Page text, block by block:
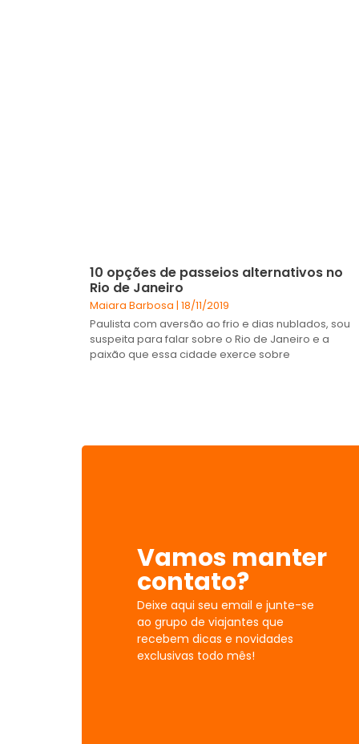
10 opções de passeios alternativos no
Rio de Janeiro
Maiara Barbosa 18/11/2019
Paulista com aversão ao frio e dias nublados, sou
suspeita para falar sobre o Rio de Janeiro e a
paixão que essa cidade exerce sobre
Vamos manter
contato?
Deixe aqui seu email e junte-se
ao grupo de viajantes que
recebem dicas e novidades
exclusivas todo mês!